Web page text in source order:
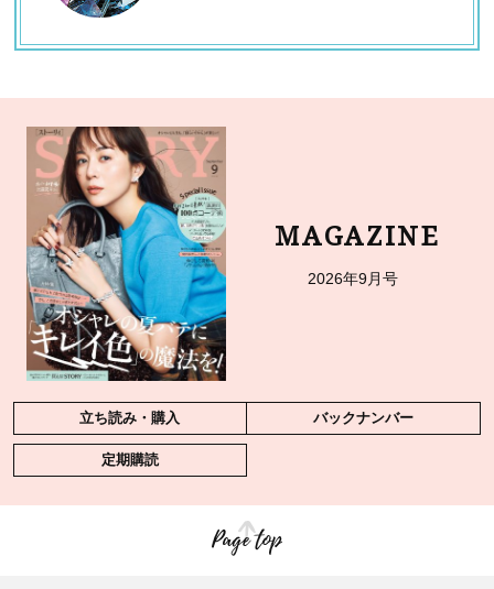
MAGAZINE
2026年9月号
立ち読み・購入 バックナンバー
定期購読
Page top